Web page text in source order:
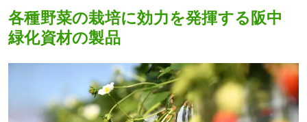
各種野菜の栽培に効力を発揮する阪中
緑化資材の製品